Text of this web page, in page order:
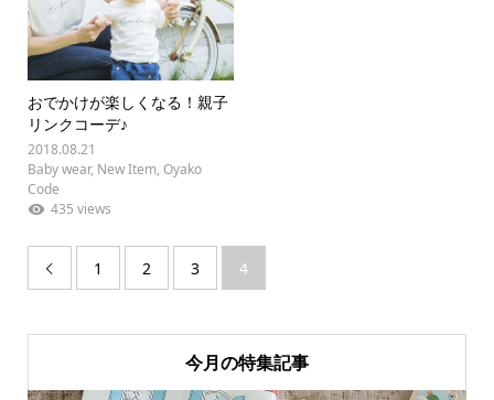
おでかけが楽しくなる！親子
リンクコーデ♪
2018.08.21
Baby wear, New Item, Oyako
Code
435 views
 1 2 3 4
今月の特集記事